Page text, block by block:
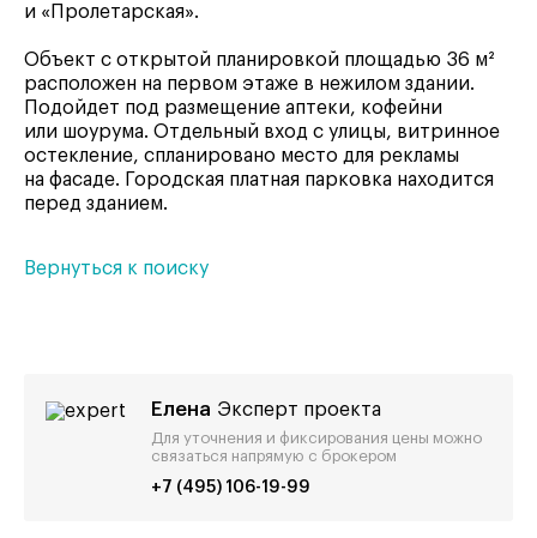
и «Пролетарская».
Объект с открытой планировкой площадью 36 м²
расположен на первом этаже в нежилом здании.
Подойдет под размещение аптеки, кофейни
или шоурума. Отдельный вход с улицы, витринное
остекление, спланировано место для рекламы
на фасаде. Городская платная парковка находится
перед зданием.
Вернуться к поиску
Елена Эксперт проекта
Для уточнения и фиксирования цены можно
связаться напрямую с брокером
+7 (495) 106-19-99